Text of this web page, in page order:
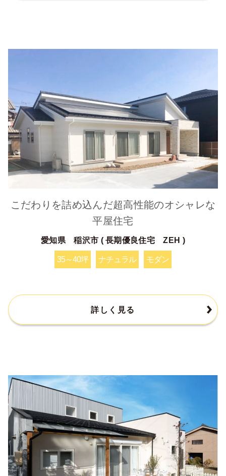
こだわりを詰め込んだ超高性能のオシャレな
平屋住宅
愛知県 稲沢市 ( 長期優良住宅 ZEH )
35～40坪 ナチュラル モダン
詳しく見る